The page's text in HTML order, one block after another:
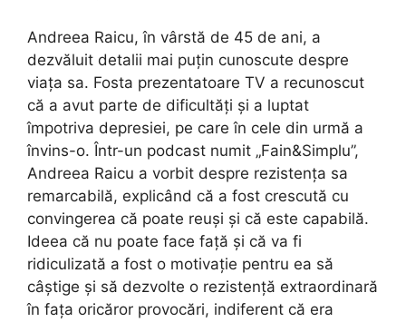
Andreea Raicu, în vârstă de 45 de ani, a
dezvăluit detalii mai puțin cunoscute despre
viața sa. Fosta prezentatoare TV a recunoscut
că a avut parte de dificultăți și a luptat
împotriva depresiei, pe care în cele din urmă a
învins-o. Într-un podcast numit „Fain&Simplu”,
Andreea Raicu a vorbit despre rezistența sa
remarcabilă, explicând că a fost crescută cu
convingerea că poate reuși și că este capabilă.
Ideea că nu poate face față și că va fi
ridiculizată a fost o motivație pentru ea să
câștige și să dezvolte o rezistență extraordinară
în fața oricăror provocări, indiferent că era